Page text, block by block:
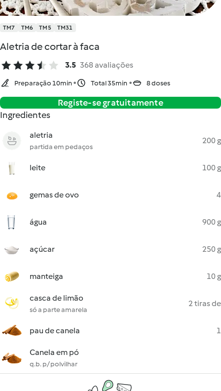
TM7 TM6 TM5 TM31
Aletria de cortar à faca
3.5 368 avaliações
Preparação 10min Total 35min 8 doses
Registe-se gratuitamente
Ingredientes
aletria
partida em pedaços
200 g
leite 100 g
gemas de ovo 4
água 900 g
açúcar 250 g
manteiga 10 g
casca de limão
só a parte amarela
2 tiras de
pau de canela 1
Canela em pó
q.b. p/ polvilhar